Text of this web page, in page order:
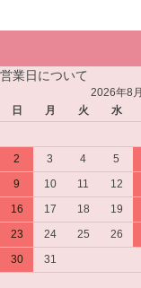
営業日について
2026年8月
日
月 火 水
2
3 4 5
9
10 11 12
16
17 18 19
23
24 25 26
30
31